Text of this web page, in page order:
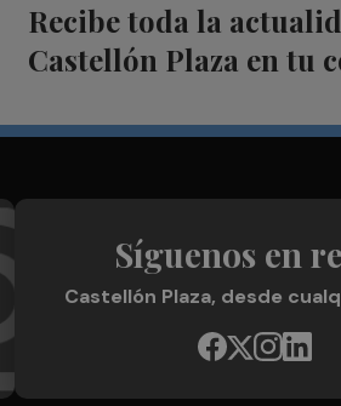
Recibe toda la
Castellón Plaza en tu
Síguenos en
Castellón Plaza, desde